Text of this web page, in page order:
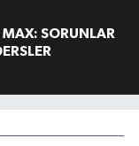
SORUNLAR